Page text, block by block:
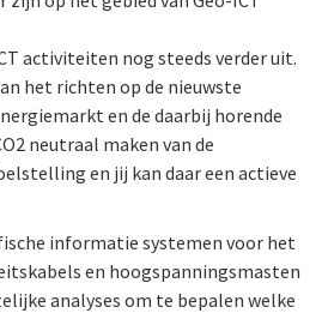
activiteiten nog steeds verder uit.
het richten op de nieuwste
en de daarbij horende
neutraal maken van de
en jij kan daar een actieve
informatie systemen voor het
en hoogspanningsmasten
analyses om te bepalen welke